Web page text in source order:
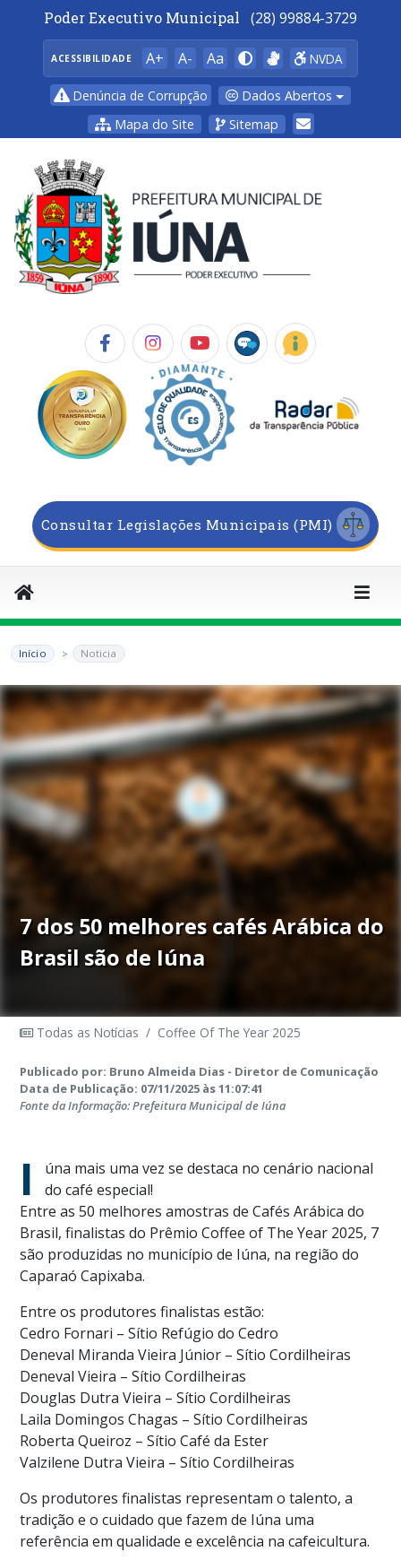
Poder Executivo Municipal (28) 99884-3729
ACESSIBILIDADE A+ A- Aa NVDA
Denúncia de Corrupção
Dados Abertos
Mapa do Site
Sitemap
Consultar Legislações Municipais (PMI)
Início Noticia
7 dos 50 melhores cafés Arábica do
Brasil são de Iúna
Todas as Notícias / Coffee Of The Year 2025
Publicado por: Bruno Almeida Dias - Diretor de Comunicação
Data de Publicação: 07/11/2025 às 11:07:41
Fonte da Informação: Prefeitura Municipal de Iúna
I
úna mais uma vez se destaca no cenário nacional
do café especial!
Entre as 50 melhores amostras de Cafés Arábica do
Brasil, finalistas do Prêmio Coffee of The Year 2025, 7
são produzidas no município de Iúna, na região do
Caparaó Capixaba.
Entre os produtores finalistas estão:
Cedro Fornari – Sítio Refúgio do Cedro
Deneval Miranda Vieira Júnior – Sítio Cordilheiras
Deneval Vieira – Sítio Cordilheiras
Douglas Dutra Vieira – Sítio Cordilheiras
Laila Domingos Chagas – Sítio Cordilheiras
Roberta Queiroz – Sítio Café da Ester
Valzilene Dutra Vieira – Sítio Cordilheiras
Os produtores finalistas representam o talento, a
tradição e o cuidado que fazem de Iúna uma
referência em qualidade e excelência na cafeicultura.